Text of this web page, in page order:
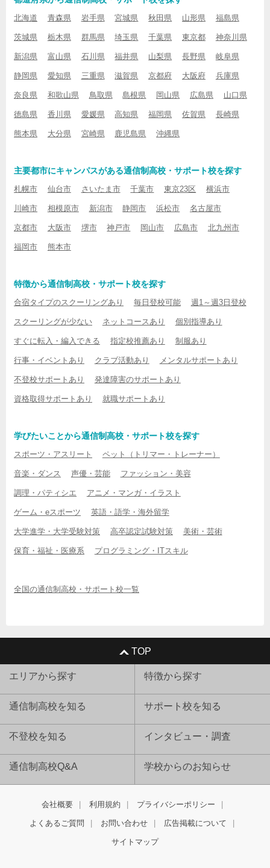
北海道 青森県 岩手県 宮城県 秋田県 山形県 福島県
茨城県 栃木県 群馬県 埼玉県 千葉県 東京都 神奈川県
新潟県 富山県 石川県 福井県 山梨県 長野県 岐阜県
静岡県 愛知県 三重県 滋賀県 京都府 大阪府 兵庫県
奈良県 和歌山県 鳥取県 島根県 岡山県 広島県 山口県
徳島県 香川県 愛媛県 高知県 福岡県 佐賀県 長崎県
熊本県 大分県 宮崎県 鹿児島県 沖縄県
主要都市にキャンパスがある通信制高校・サポート校を探す
札幌市 仙台市 さいたま市 千葉市 東京23区 横浜市
川崎市 相模原市 新潟市 静岡市 浜松市 名古屋市
京都市 大阪市 堺市 神戸市 岡山市 広島市 北九州市
福岡市 熊本市
特徴から通信制高校・サポート校を探す
合宿タイプのスクーリングあり 毎日登校可能 週1～週3日登校
スクーリングが少ない ネットコースあり 個別指導あり
すぐに転入・編入できる 指定校推薦あり 制服あり
行事・イベントあり クラブ活動あり メンタルサポートあり
不登校サポートあり 発達障害のサポートあり
資格取得サポートあり 就職サポートあり
学びたいことから通信制高校・サポート校を探す
スポーツ・アスリート ペット（トリマー・トレーナー）
音楽・ダンス 声優・芸能 ファッション・美容
調理・パティシエ アニメ・マンガ・イラスト
ゲーム・eスポーツ 英語・語学・海外留学
大学進学・大学受験対策 高卒認定試験対策 美術・芸術
保育・福祉・医療系 プログラミング・ITスキル
全国の通信制高校・サポート校一覧
TOP
エリアから探す 特徴から探す
通信制高校を知る サポート校を知る
不登校を知る インタビュー・調査
通信制高校Q&A 学校からのお知らせ
会社概要 利用規約 プライバシーポリシー
よくあるご質問 お問い合わせ 広告掲載について
サイトマップ